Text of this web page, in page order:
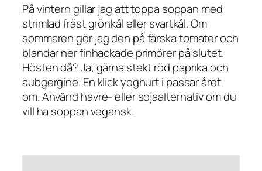
På vintern gillar jag att toppa soppan med
strimlad fräst grönkål eller svartkål. Om
sommaren gör jag den på färska tomater och
blandar ner finhackade primörer på slutet.
Hösten då? Ja, gärna stekt röd paprika och
aubgergine. En klick yoghurt i passar året
om. Använd havre- eller sojaalternativ om du
vill ha soppan vegansk.